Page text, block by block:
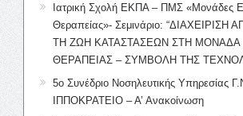
Ιατρική Σχολή ΕΚΠΑ – ΠΜΣ «Μονάδες
Θεραπείας»- Σεμινάριο: “ΔΙΑΧΕΙΡΙΣΗ
ΤΗ ΖΩΗ ΚΑΤΑΣΤΑΣΕΩΝ ΣΤΗ ΜΟΝΑΔΑ
ΘΕΡΑΠΕΙΑΣ – ΣΥΜΒΟΛΗ ΤΗΣ
5ο Συνέδριο Νοσηλευτικής Υπηρεσίας
ΙΠΠΟΚΡΑΤΕΙΟ – Α’ Ανακοίνωση